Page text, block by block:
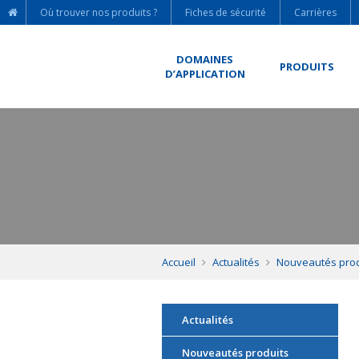
Où trouver nos produits ? Fiches de sécurité Carrières
DOMAINES
D’APPLICATION
PRODUITS
Accueil Actualités Nouveautés
Actualités
Nouveautés produits